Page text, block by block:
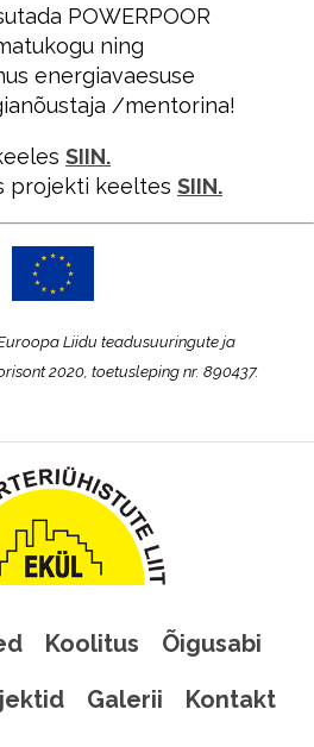
POWERPOOR
ning
energiavaesuse
/mentorina!
SIIN.
projekti keeltes SIIN.
Liidu teadusuuringute ja
2020, toetusleping nr. 890437.
Koolitus
Õigusabi
Galerii Kontakt